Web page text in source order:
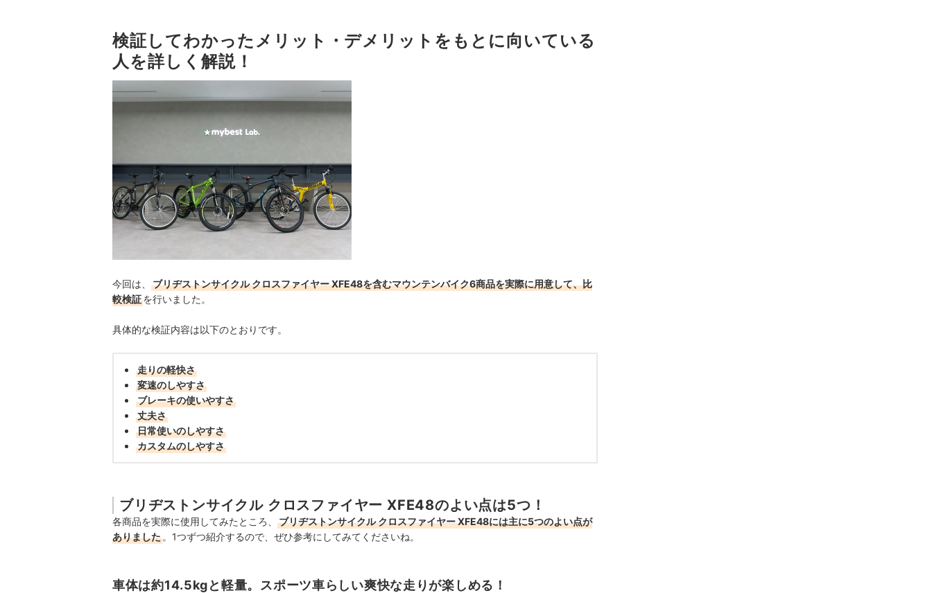
検証してわかったメリット・デメリットをもとに向いている
人を詳しく解説！
今回は、
ブリヂストンサイクル クロスファイヤー XFE48を含むマウンテンバイク6商品を実際に用意して、比
較検証を行いました。
具体的な検証内容は以下のとおりです。
走りの軽快さ
変速のしやすさ
ブレーキの使いやすさ
丈夫さ
日常使いのしやすさ
カスタムのしやすさ
ブリヂストンサイクル クロスファイヤー XFE48のよい点は5つ！
各商品を実際に使用してみたところ、
ブリヂストンサイクル クロスファイヤー XFE48には主に5つのよい点が
ありました 。1つずつ紹介するので、ぜひ参考にしてみてくださいね。
車体は約14.5kgと軽量。スポーツ車らしい爽快な走りが楽しめる！